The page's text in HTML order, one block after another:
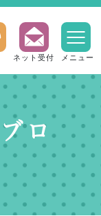
メニュー
ネット受付
ロ